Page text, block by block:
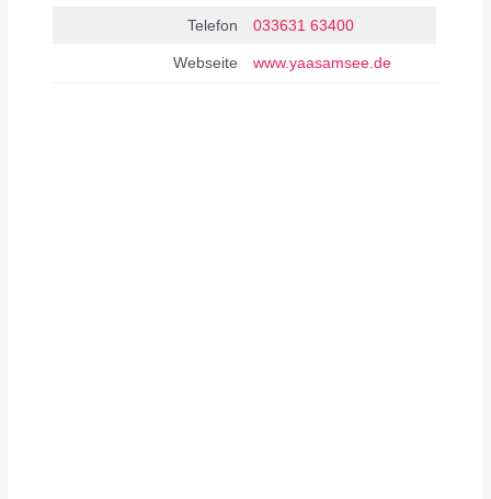
Telefon 033631 63400
Webseite www.yaasamsee.de